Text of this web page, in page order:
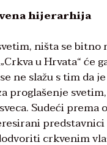
hijerarhija
ništa se
u Hrvata“ će
ne slažu s tim da
proglašenje
Sudeći prema
crkvenim